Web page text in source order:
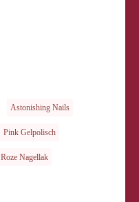
Astonishing Nails
Pink Gelpolisch
Roze Nagellak